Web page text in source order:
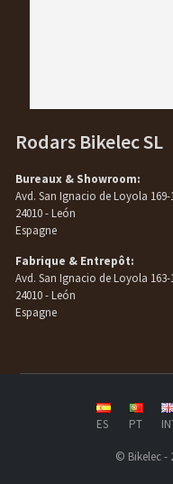
Rodars Bikelec SL
Bureaux & Showroom:
Avd. San Ignacio de Loyola 169-
24010 - León
Espagne
Fabrique & Entrepôt:
Avd. San Ignacio de Loyola 163-
24010 - León
Espagne
ES PT
© Bikelec -